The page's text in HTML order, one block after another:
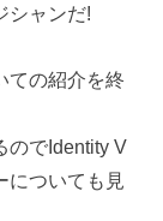
シャンだ!
ての紹介を終
のでIdentity V
についても見